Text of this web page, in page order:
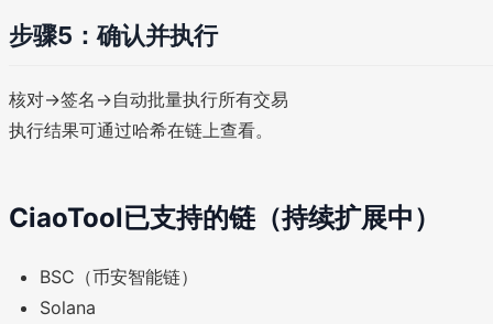
步骤5：确认并执行
核对→签名→自动批量执行所有交易
执行结果可通过哈希在链上查看。
CiaoTool已支持的链（持续扩展中）
BSC（币安智能链）
Solana